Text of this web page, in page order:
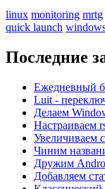
linux monitoring mrtg
quick launch
Последние
Ежедневный
Luit -
Делаем
Настраиваем
Увеличиваем
Чиним
Дружим
Добавляем